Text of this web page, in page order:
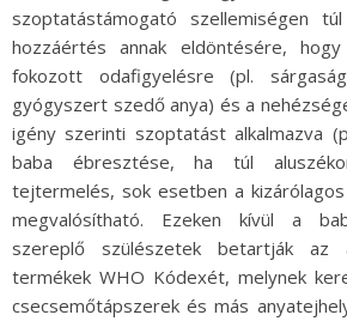
szoptatástámogató szellemiségen
hozzáértés annak eldöntésére,
fokozott odafigyelésre (pl.
gyógyszert szedő anya) és a
igény szerinti szoptatást alkalmazva
baba ébresztése, ha túl
tejtermelés, sok esetben a
megvalósítható. Ezeken kívül a
szereplő szülészetek betartják az
termékek WHO Kódexét, melynek
csecsemőtápszerek és más